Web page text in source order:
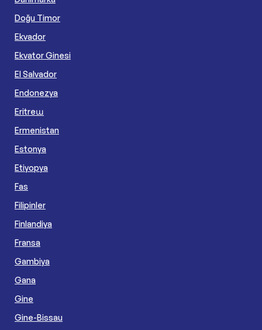
Doğu Timor
Ekvador
Ekvator Ginesi
El Salvador
Endonezya
Eritreա
Ermenistan
Estonya
Etiyopya
Fas
Filipinler
Finlandiya
Fransa
Gambiya
Gana
Gine
Gine-Bissau